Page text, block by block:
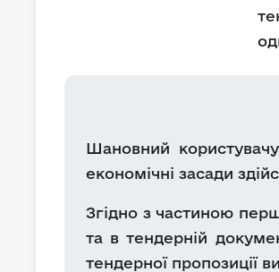
Шановний
економічні засади
Згідно з частиною
та в тендерній
тендерної пропозиції